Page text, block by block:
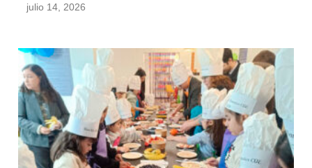
julio 14, 2026